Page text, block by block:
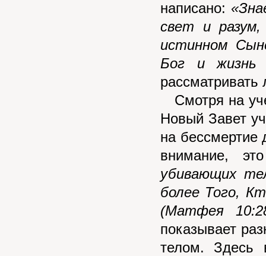
написано:
свет и
истинном
Бог и жизнь
Смотря на
Новый Завет
на
внимание,
убивающих
более Того,
(Матфея
показывает
телом. Здесь